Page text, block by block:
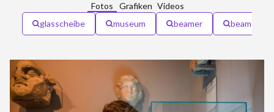
Fotos Grafiken Videos
glasscheibe
museum beamer beamer